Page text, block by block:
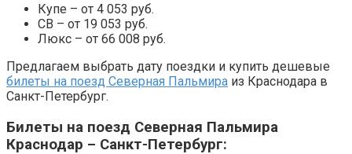
Купе – от 4 053 руб.
СВ – от 19 053 руб.
Люкс – от 66 008 руб.
Предлагаем выбрать дату поездки и купить дешевые
билеты на поезд Северная Пальмира из Краснодара в
Санкт-Петербург.
Билеты на поезд Северная Пальмира
Краснодар – Санкт-Петербург: